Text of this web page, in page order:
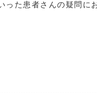
った患者さんの疑問に